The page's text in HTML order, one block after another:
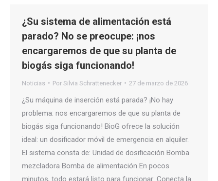
¿Su sistema de alimentación está
parado? No se preocupe: ¡nos
encargaremos de que su planta de
biogás siga funcionando!
Noticias Por Silvia Schrattenecker 27 de marzo de 2026
¿Su máquina de inserción está parada? ¡No hay
problema: nos encargaremos de que su planta de
biogás siga funcionando! BioG ofrece la solución
ideal: un dosificador móvil de emergencia en alquiler.
El sistema consta de: Unidad de dosificación Bomba
mezcladora Bomba de alimentación En pocos
minutos, todo estará listo para funcionar: Conecta la